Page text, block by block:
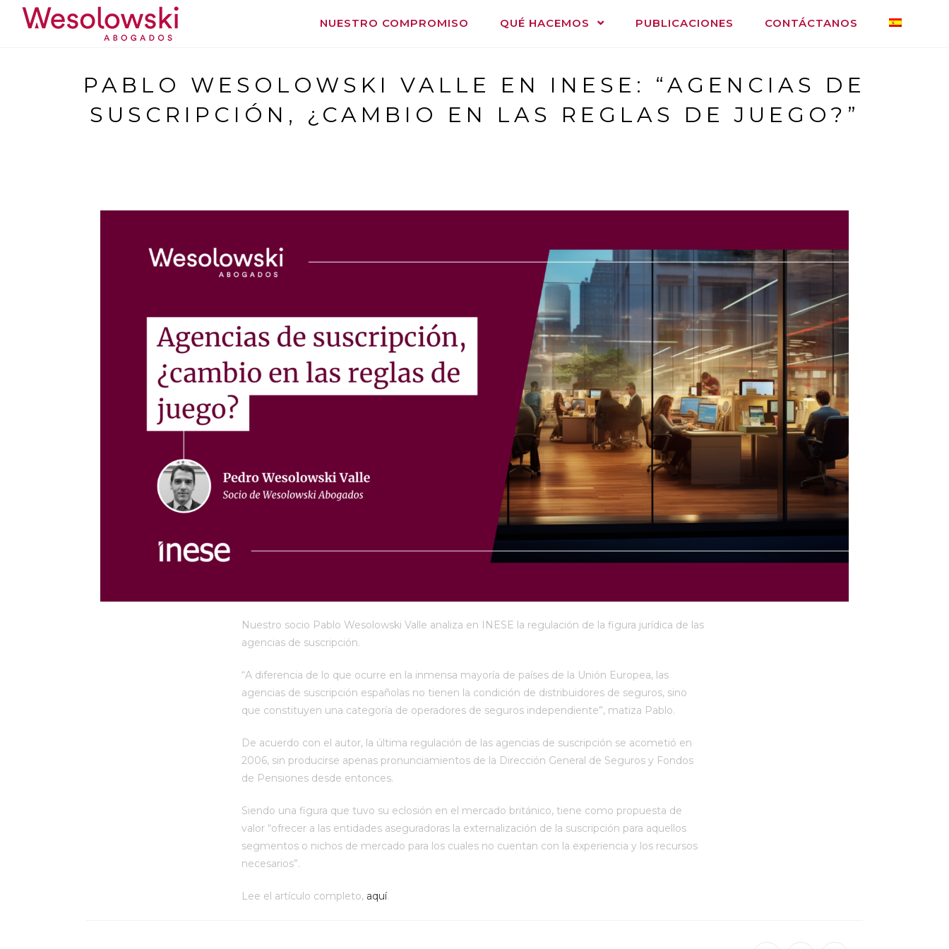
Saltar
NUESTRO COMPROMISO QUÉ HACEMOS PUBLICACIONES CONTÁCTANOS
PABLO WESOLOWSKI VALLE EN INESE: “AGENCIAS DE
SUSCRIPCIÓN, ¿CAMBIO EN LAS REGLAS DE JUEGO?”
Nuestro socio Pablo Wesolowski Valle analiza en INESE la regulación de la figura jurídica de las
agencias de suscripción.
“A diferencia de lo que ocurre en la inmensa mayoría de países de la Unión Europea, las
agencias de suscripción españolas no tienen la condición de distribuidores de seguros, sino
que constituyen una categoría de operadores de seguros independiente”, matiza Pablo.
De acuerdo con el autor, la última regulación de las agencias de suscripción se acometió en
2006, sin producirse apenas pronunciamientos de la Dirección General de Seguros y Fondos
de Pensiones desde entonces.
Siendo una figura que tuvo su eclosión en el mercado británico, tiene como propuesta de
valor “ofrecer a las entidades aseguradoras la externalización de la suscripción para aquellos
segmentos o nichos de mercado para los cuales no cuentan con la experiencia y los recursos
necesarios”.
Lee el artículo completo, aquí.